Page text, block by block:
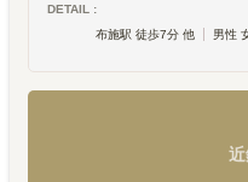
DETAIL :
布施駅 徒歩7分 他
男性